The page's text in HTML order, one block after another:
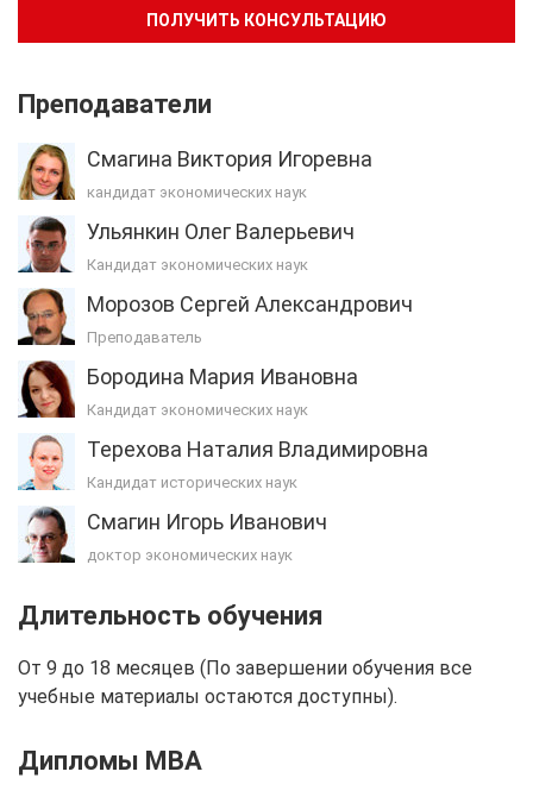
ПОЛУЧИТЬ КОНСУЛЬТАЦИЮ
Преподаватели
Смагина Виктория Игоревна
кандидат экономических наук
Ульянкин Олег Валерьевич
Кандидат экономических наук
Морозов Сергей Александрович
Преподаватель
Бородина Мария Ивановна
Кандидат экономических наук
Терехова Наталия Владимировна
Кандидат исторических наук
Смагин Игорь Иванович
доктор экономических наук
Длительность обучения
От 9 до 18 месяцев (По завершении обучения все
учебные материалы остаются доступны).
Дипломы MBA